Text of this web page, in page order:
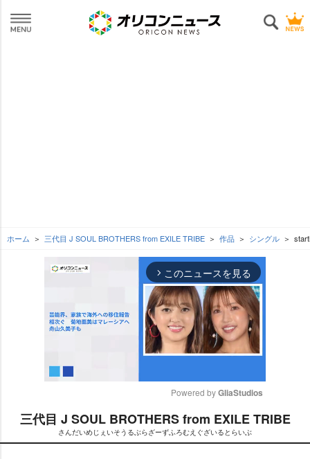
ホーム 三代目 J SOUL BROTHERS from EXILE TRIBE 作品 シングル
arrow_forward_ios このニュースを見る
M
u
t
Powered by GliaStudios
三代目 J SOUL BROTHERS from EXILE TRIBE
さんだいめじぇいそうるぶらざーずふろむえぐざいるとらいぶ